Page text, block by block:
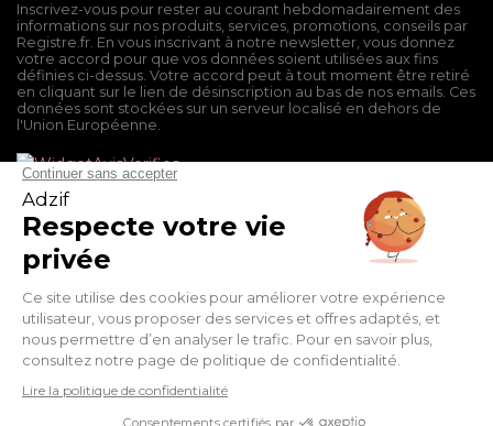
Inscrivez-vous pour rester au courant hebdomadairement des
informations sur nos produits, services, promotions, conseils par
Registre.fr. En vous inscrivant à notre newsletter, vous donnez
votre accord pour que vos données soient utilisées aux fins
définies ci-dessus. Votre accord peut à tout moment être retiré
en cliquant sur le lien de désinscription au bas de nos emails. Ces
données sont stockées sur un serveur localisé en dehors de
l'Union Européenne.
Conditions générales de vente
Politique de confidentialité
FacebookTwitter